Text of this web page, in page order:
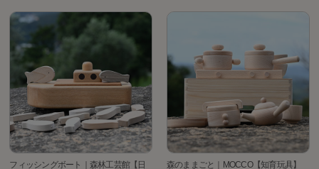
フィッシングボート｜森林工芸館【日 森のままごと｜MOCCO【知育玩具】